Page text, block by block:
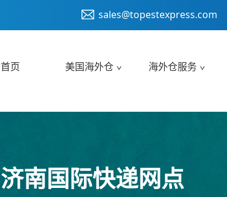
sales@topestexpress.com
首页 美国海外仓 海外仓服务
济南国际快递网点